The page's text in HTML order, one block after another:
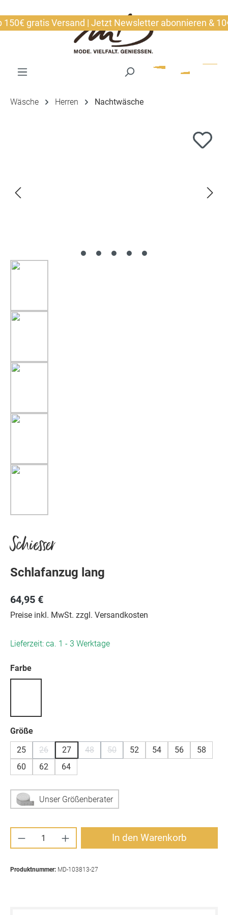
gratis Versand | Jetzt Newsletter abonnieren & 10€
Wäsche Herren Nachtwäsche
Schiesser
Schlafanzug lang
64,95 €
Preise inkl. MwSt. zzgl. Versandkosten
Lieferzeit: ca. 1 - 3 Werktage
Farbeauswählen
Größeauswählen
25
26
(Diese Option ist zurzeit nicht verfügbar.)
27 48 50 52 54 56
58
60
62 64
Unser Größenberater
Produkt Anzahl: Gib den gewünschten
In den Warenkorb
Produktnummer: MD-103813-27